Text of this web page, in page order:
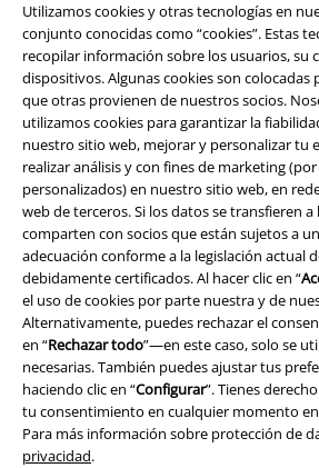
Utilizamos cookies y otras tecnologías en
conjunto conocidas como “cookies”. Estas
recopilar información sobre los usuarios, su
dispositivos. Algunas cookies son
que otras provienen de nuestros socios.
utilizamos cookies para garantizar la
nuestro sitio web, mejorar y personalizar tu
realizar análisis y con fines de marketing
personalizados) en nuestro sitio web, en
web de terceros. Si los datos se transfieren a
comparten con socios que están sujetos a
adecuación conforme a la legislación actual
debidamente certificados. Al hacer clic en “
el uso de cookies por parte nuestra y de
Alternativamente, puedes rechazar el
en “Rechazar todo”—en este caso, solo se
necesarias. También puedes ajustar tus
haciendo clic en “Configurar”. Tienes
tu consentimiento en cualquier momento en
Para más información sobre protección de
privacidad.
Legal
Términos y Condiciones
Aviso Legal
Ley protección de datos
Eliminación de residuos y protección del
Declaración de Conformidad
Información sobre accesibilidad
Configuración Cookies